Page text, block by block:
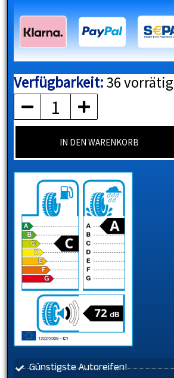
Verfügbarkeit:36 vorrätig
MICHELIN
Menge
IN DEN WARENKORB
Günstigste Autoreifen!